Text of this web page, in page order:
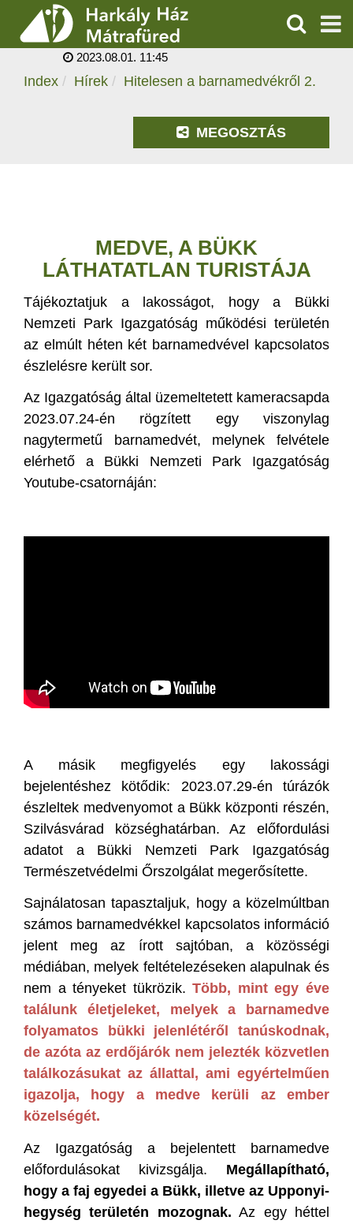
KERESÉS
HITELESEN A
BARNAMEDVÉKRŐL 2.
2023.08.01. 11:45
Index Hírek Hitelesen a barnamedvékről 2.
MEGOSZTÁS
MEDVE, A BÜKK
LÁTHATATLAN TURISTÁJA
Tájékoztatjuk a lakosságot, hogy a Bükki
Nemzeti Park Igazgatóság működési területén
az elmúlt héten két barnamedvével kapcsolatos
észlelésre került sor.
Az Igazgatóság által üzemeltetett kameracsapda
2023.07.24-én rögzített egy viszonylag
nagytermetű barnamedvét, melynek felvétele
elérhető a Bükki Nemzeti Park Igazgatóság
Youtube-csatornáján:
A másik megfigyelés egy lakossági
bejelentéshez kötődik: 2023.07.29-én túrázók
észleltek medvenyomot a Bükk központi részén,
Szilvásvárad községhatárban. Az előfordulási
adatot a Bükki Nemzeti Park Igazgatóság
Természetvédelmi Őrszolgálat megerősítette.
Sajnálatosan tapasztaljuk, hogy a közelmúltban
számos barnamedvékkel kapcsolatos információ
jelent meg az írott sajtóban, a közösségi
médiában, melyek feltételezéseken alapulnak és
nem a tényeket tükrözik.Több, mint egy éve
találunk életjeleket, melyek a barnamedve
folyamatos bükki jelenlétéről tanúskodnak,
de azóta az erdőjárók nem jelezték közvetlen
találkozásukat az állattal, ami egyértelműen
igazolja, hogy a medve kerüli az ember
közelségét.
Az Igazgatóság a bejelentett barnamedve
előfordulásokat kivizsgálja. Megállapítható,
hogy a faj egyedei a Bükk, illetve az Upponyi-
hegység területén mozognak. Az egy héttel